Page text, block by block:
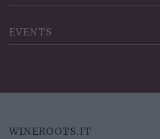
EVENTS
WINEROOTS.IT